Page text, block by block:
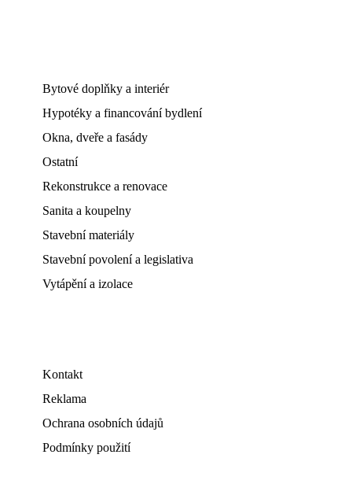
Bytové doplňky a interiér
Hypotéky a financování bydlení
Okna, dveře a fasády
Ostatní
Rekonstrukce a renovace
Sanita a koupelny
Stavební materiály
Stavební povolení a legislativa
Vytápění a izolace
Kontakt
Reklama
Ochrana osobních údajů
Podmínky použití